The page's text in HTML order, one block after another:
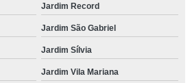
Jardim Record
Jardim São Gabriel
Jardim Sílvia
Jardim Vila Mariana